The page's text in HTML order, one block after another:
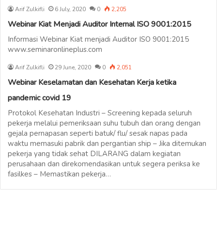
Arif Zulkifli 6 July, 2020 0 2,205
Webinar Kiat Menjadi Auditor Internal ISO 9001:2015
Informasi Webinar Kiat menjadi Auditor ISO 9001:2015
www.seminaronlineplus.com
Arif Zulkifli 29 June, 2020 0 2,051
Webinar Keselamatan dan Kesehatan Kerja ketika
pandemic covid 19
Protokol Kesehatan Industri – Screening kepada seluruh
pekerja melalui pemeriksaan suhu tubuh dan orang dengan
gejala pernapasan seperti batuk/ flu/ sesak napas pada
waktu memasuki pabrik dan pergantian ship – Jika ditemukan
pekerja yang tidak sehat DILARANG dalam kegiatan
perusahaan dan direkomendasikan untuk segera periksa ke
fasilkes – Memastikan pekerja…